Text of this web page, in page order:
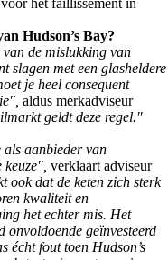
het faillissement in
Hudson’s Bay?
de mislukking van
slagen met een glasheldere
je heel consequent
aldus merkadviseur
geldt deze regel."
aanbieder van
verklaart adviseur
ook dat de keten zich sterk
kwaliteit en
het echter mis. Het
onvoldoende geïnvesteerd
écht fout toen Hudson’s